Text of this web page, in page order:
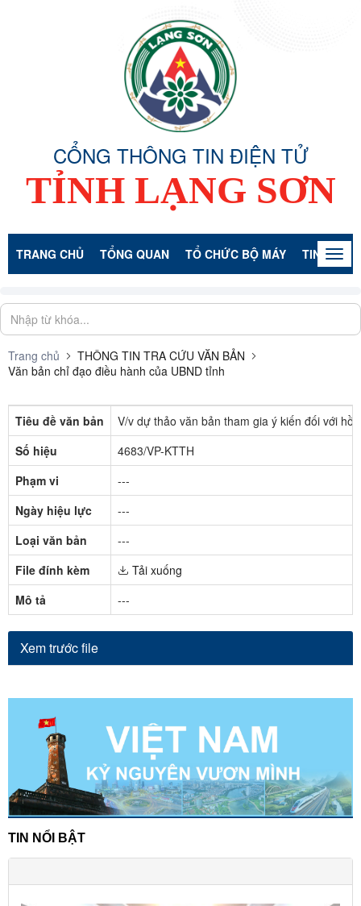
CỔNG THÔNG TIN ĐIỆN TỬ
TỈNH LẠNG SƠN
TRANG CHỦ TỔNG QUAN TỔ CHỨC BỘ MÁY TIN TỨC -
Trang chủ
THÔNG TIN TRA CỨU VĂN BẢN
Văn bản chỉ đạo điều hành của UBND tỉnh
Tiêu đề văn bản
V/v dự thảo văn bản tham gia ý kiến đối với
Số hiệu
4683/VP-KTTH
Phạm vi
---
Ngày hiệu lực
---
Loại văn bản
---
File đính kèm
Tải xuống
Mô tả
---
Xem trước file
TIN NỔI BẬT